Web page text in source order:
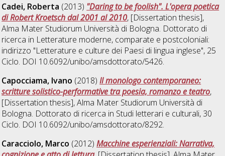
Cadei, Roberta (2013) "Daring to be foolish". L'opera poetica
di Robert Kroetsch dal 2001 al 2010, [Dissertation thesis],
Alma Mater Studiorum Università di Bologna. Dottorato di
ricerca in Letterature moderne, comparate e postcoloniali:
indirizzo "Letterature e culture dei Paesi di lingua inglese", 25
Ciclo. DOI 10.6092/unibo/amsdottorato/5426.
Capocciama, Ivano (2018)Il monologo contemporaneo:
scritture solistico-performative tra poesia, romanzo e teatro,
[Dissertation thesis], Alma Mater Studiorum Università di
Bologna. Dottorato di ricerca in Studi letterari e culturali, 30
Ciclo. DOI 10.6092/unibo/amsdottorato/8292.
Caracciolo, Marco (2012)Macchine esperienziali: Narrativa,